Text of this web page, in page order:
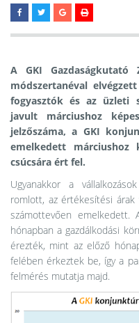
A GKI
módszertanéval
fogyasztók és az üzleti
javult márciushoz
jelzőszáma, a GKI
emelkedett márciushoz
csúcsára ért fel.
Ugyanakkor a
romlott, az értékesítési árak
számottevően emelkedett.
hónapban a gazdálkodási
érezték, mint az előző
felében érkeztek be, így a
felmérés mutatja majd.